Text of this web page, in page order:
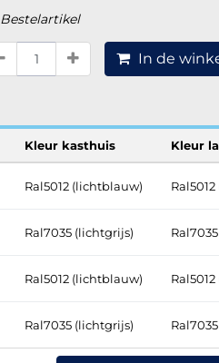
Bestelartikel
In de
Kleur kasthuis Kleur
Ral5012 (lichtblauw)
Ral7035 (lichtgrijs)
Ral5012 (lichtblauw)
Ral7035 (lichtgrijs)